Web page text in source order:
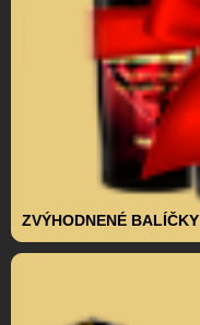
ZVÝHODNENÉ BALÍČKY